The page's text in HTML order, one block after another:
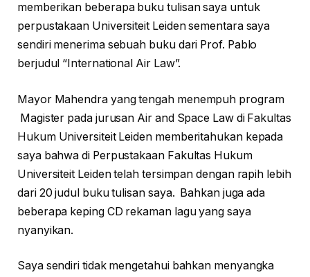
memberikan beberapa buku tulisan saya untuk
perpustakaan Universiteit Leiden sementara saya
sendiri menerima sebuah buku dari Prof. Pablo
berjudul “International Air Law”.
Mayor Mahendra yang tengah menempuh program
Magister pada jurusan Air and Space Law di Fakultas
Hukum Universiteit Leiden memberitahukan kepada
saya bahwa di Perpustakaan Fakultas Hukum
Universiteit Leiden telah tersimpan dengan rapih lebih
dari 20 judul buku tulisan saya. Bahkan juga ada
beberapa keping CD rekaman lagu yang saya
nyanyikan.
Saya sendiri tidak mengetahui bahkan menyangka